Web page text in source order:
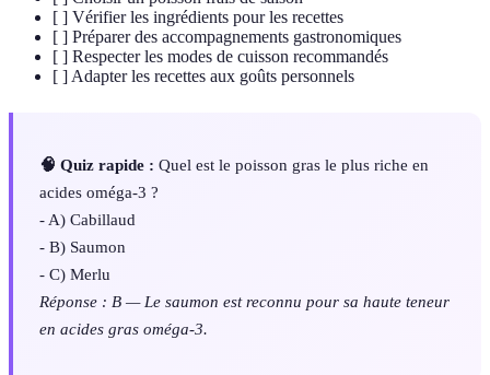
[ ] Vérifier les ingrédients pour les recettes
[ ] Préparer des accompagnements gastronomiques
[ ] Respecter les modes de cuisson recommandés
[ ] Adapter les recettes aux goûts personnels
🧠 Quiz rapide : Quel est le poisson gras le plus riche en
acides oméga-3 ?
- A) Cabillaud
- B) Saumon
- C) Merlu
Réponse : B — Le saumon est reconnu pour sa haute teneur
en acides gras oméga-3.